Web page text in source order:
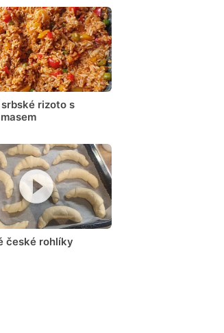
srbské rizoto s
české rohlíky